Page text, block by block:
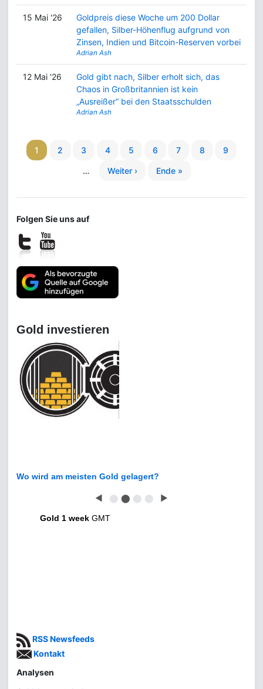
15 Mai '26
Goldpreis diese Woche um 200 Dollar
gefallen, Silber-Höhenflug aufgrund von
Zinsen, Indien und Bitcoin-Reserven vorbei
Adrian Ash
12 Mai '26
Gold gibt nach, Silber erholt sich, das
Chaos in Großbritannien ist kein
„Ausreißer“ bei den Staatsschulden
Adrian Ash
1 2 3 4 5 6 7 8 9
… Weiter › Ende »
Folgen Sie uns auf
Gold investieren
Wo wird am meisten Gold gelagert?
◀ ⬤ ⬤ ⬤ ⬤ ▶
Gold 1 week GMT
RSS Newsfeeds
Kontakt
Analysen